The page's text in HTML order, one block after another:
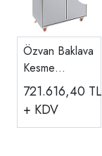
Özvan Baklava
Kesme
Makinesi, BK
721.616,40 TL
+ KDV